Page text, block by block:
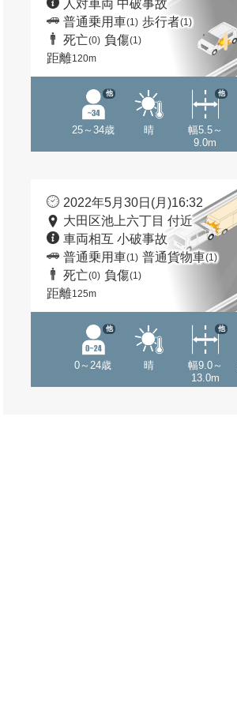
人対車両 中破事故
普通乗用車(1) 歩行者(1)
死亡(0) 負傷(1)
距離120m
25～34歳
他
晴
幅5.5～
9.0m
他
2022年5月30日(月)16:32
大田区池上六丁目 付近
車両相互 小破事故
普通乗用車(1) 普通貨物車(1)
死亡(0) 負傷(1)
距離125m
0～24歳
他
晴
幅9.0～
13.0m
他